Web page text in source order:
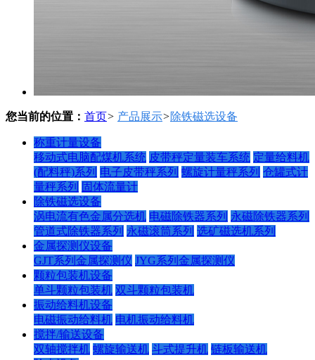
您当前的位置： 首页> 产品展示>除铁磁选设备
称重计量设备
移动式电脑配煤机系统 皮带秤定量装车系统 定量给料机
(配料秤)系列 电子皮带秤系列 螺旋计量秤系列 仓罐式计
量秤系列 固体流量计
除铁磁选设备
涡电流有色金属分选机 电磁除铁器系列 永磁除铁器系列
管道式除铁器系列 永磁滚筒系列 选矿磁选机系列
金属探测仪设备
GJT系列金属探测仪 JYG系列金属探测仪
颗粒包装机设备
单斗颗粒包装机 双斗颗粒包装机
振动给料机设备
电磁振动给料机 电机振动给料机
搅拌/输送设备
双轴搅拌机 螺旋输送机 斗式提升机 链板输送机